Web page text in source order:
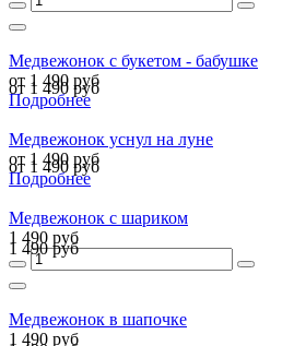
Медвежонок с букетом - бабушке
от 1 490 руб
от 1 490 руб
Подробнее
Медвежонок уснул на луне
от 1 490 руб
от 1 490 руб
Подробнее
Медвежонок с шариком
1 490 руб
1 490 руб
Медвежонок в шапочке
1 490 руб